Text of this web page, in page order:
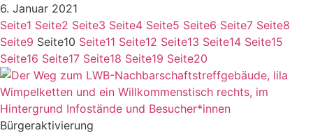
6. Januar 2021
Seite1 Seite2 Seite3 Seite4 Seite5 Seite6 Seite7 Seite8
Seite9 Seite10 Seite11 Seite12 Seite13 Seite14 Seite15
Seite16 Seite17 Seite18 Seite19 Seite20
Bürgeraktivierung